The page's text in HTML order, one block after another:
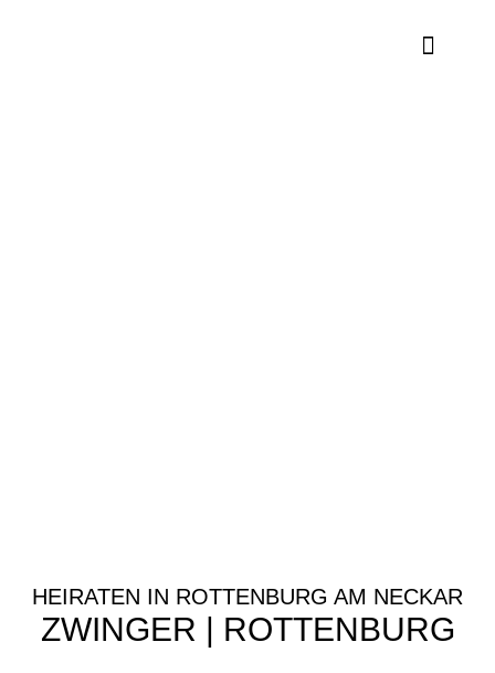
HEIRATEN IN ROTTENBURG AM NECKAR
ZWINGER | ROTTENBURG